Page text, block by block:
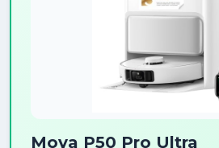
Mova P50 Pro Ultra